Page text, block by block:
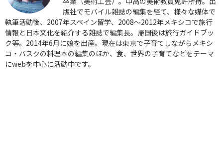
版社でモバイル雑誌の編集を経て、様々な媒体で
執筆活動後、2007年スペイン留学、2008〜2012年メキシコで旅行
情報と日本文化を紹介する雑誌で編集長。帰国後は旅行ガイドブッ
ク等。2014年6月に娘を出産。現在は東京で子育てしながらメキシ
コ・バスクの料理本の編集のほか、食、世界の子育てなどをテーマ
にwebを中心に活動中です。